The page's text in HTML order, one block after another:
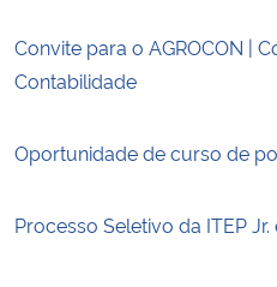
Convite para o AGROCON |
Contabilidade
Oportunidade de curso de
Processo Seletivo da ITEP